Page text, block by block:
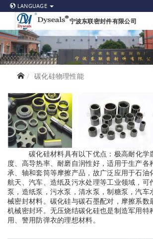
LANGUAGE
宁波东联密封件有限公司
碳化硅物理性能
碳化硅材料具有以下优点：极高耐化学
度、高导热率、耐磨自润性好，适用于生产各
承、轴和套筒等摩擦产品，故广泛应用于石油
航天、汽车、造纸及污水处理等工业领域，可
泵，造纸泵，污水泵，清水泵，制糖泵，汽车
械密封材料。碳化硅与碳石墨配对，摩擦系数
机械密封环。无压烧结碳化硅也是制造军用特
用、警用防弹衣的理想材料。